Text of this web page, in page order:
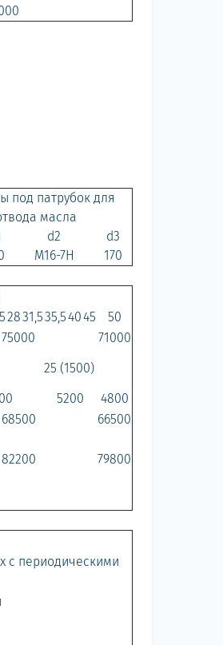
под патрубок для
масла
d2
d3
М16-7Н
170
2831,535,54045
50
75000
71000
25 (1500)
5200 4800
68500
66500
82200 79800
с периодическими